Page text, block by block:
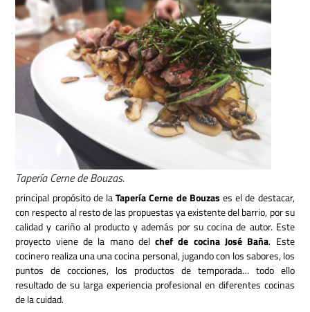
Tapería Cerne de Bouzas.
principal propósito de laTapería Cerne de Bouzas es el de destacar,
con respecto al resto de las propuestas ya existente del barrio, por su
calidad y cariño al producto y además por su cocina de autor. Este
proyecto viene de la mano delchef de cocina José Baña. Este
cocinero realiza una una cocina personal, jugando con los sabores, los
puntos de cocciones, los productos de temporada… todo ello
resultado de su larga experiencia profesional en diferentes cocinas
de la cuidad.